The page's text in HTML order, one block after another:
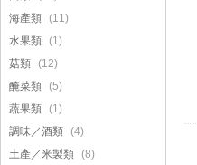
海產類 (11)
水果類 (1)
菇類 (12)
醃菜類 (5)
蔬果類 (1)
調味／酒類 (4)
土產／米製類 (8)